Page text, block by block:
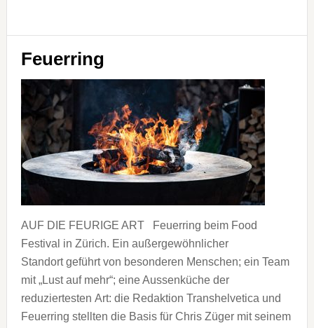
Feuerring
AUF DIE FEURIGE ART Feuerring beim Food
Festival in Zürich. Ein außergewöhnlicher
Standort geführt von besonderen Menschen; ein Team
mit „Lust auf mehr“; eine Aussenküche der
reduziertesten Art: die Redaktion Transhelvetica und
Feuerring stellten die Basis für Chris Züger mit seinem